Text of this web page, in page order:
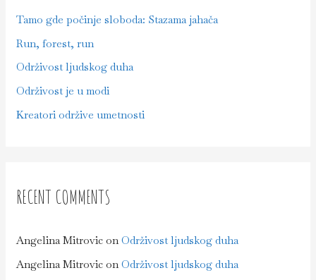
o
r
:
Tamo gde počinje sloboda: Stazama jahača
Run, forest, run
Održivost ljudskog duha
Održivost je u modi
Kreatori održive umetnosti
RECENT COMMENTS
Angelina Mitrovic onOdrživost ljudskog duha
Angelina Mitrovic onOdrživost ljudskog duha